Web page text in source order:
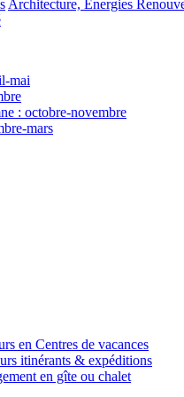
Architecture, Energies
mai
: octobre-novembre
mars
en Centres de vacances
itinérants & expéditions
en gîte ou chalet